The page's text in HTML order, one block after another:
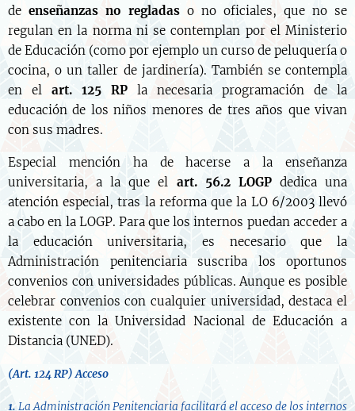
de enseñanzas no regladas o no oficiales, que no se
regulan en la norma ni se contemplan por el Ministerio
de Educación (como por ejemplo un curso de peluquería o
cocina, o un taller de jardinería). También se contempla
en el art. 125 RP la necesaria programación de la
educación de los niños menores de tres años que vivan
con sus madres.
Especial mención ha de hacerse a la enseñanza
universitaria, a la que el art. 56.2 LOGPdedica una
atención especial, tras la reforma que la LO 6/2003 llevó
a cabo en la LOGP. Para que los internos puedan acceder a
la educación universitaria, es necesario que la
Administración penitenciaria suscriba los oportunos
convenios con universidades públicas. Aunque es posible
celebrar convenios con cualquier universidad, destaca el
existente con la Universidad Nacional de Educación a
Distancia (UNED).
(Art. 124 RP) Acceso
1. La Administración Penitenciaria facilitará el acceso de los internos